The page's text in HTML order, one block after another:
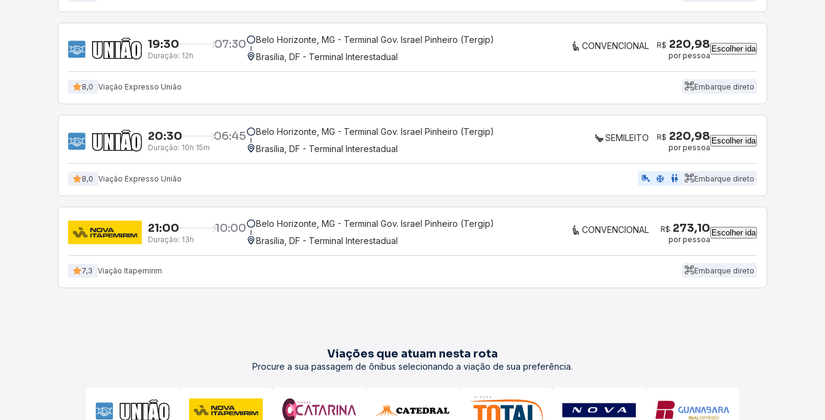
19:30 07:30
Duração: 12h
Belo Horizonte, MG - Terminal Gov. Israel Pinheiro (Tergip)
Brasília, DF - Terminal Interestadual
CONVENCIONAL R$ 220,98
por pessoa
Escolher ida
8,0 Viação Expresso União Embarque direto
20:30 06:45
Duração: 10h 15m
Belo Horizonte, MG - Terminal Gov. Israel Pinheiro (Tergip)
Brasília, DF - Terminal Interestadual
SEMILEITO R$ 220,98
por pessoa
Escolher ida
8,0 Viação Expresso União airline_seat_legroom_extra ac_unit WC Embarque direto
21:00 10:00
Duração: 13h
Belo Horizonte, MG - Terminal Gov. Israel Pinheiro (Tergip)
Brasília, DF - Terminal Interestadual
CONVENCIONAL R$ 273,10
por pessoa
Escolher ida
7,3 Viação Itapemirim Embarque direto
Viações que atuam nesta rota
Procure a sua passagem de ônibus selecionando a viação de sua preferência.